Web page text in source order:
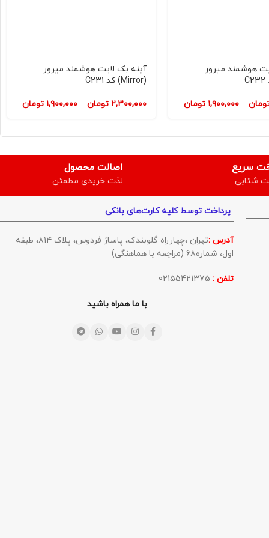
هوشمند میرور
– ۱,۹۰۰,۰۰۰ تومان
آینه بک لایت هوشمند میرور
(Mirror) کد C231
۲,۳۰۰,۰۰۰ تومان – ۱,۹۰۰,۰۰۰ تومان
سریع
شتابی.
اصالت محصول
لذت خریدی مطمئن.
پرداخت توسط کلیه کارت‌های بانکی
آدرس :
تهران ،چهارراه گلوبندک، پاساژ فردوس، پلاک ۸۱۴، طبقه
اول، شماره۶۸ (مراجعه با هماهنگی)
تلفن :
با ما همراه باشید